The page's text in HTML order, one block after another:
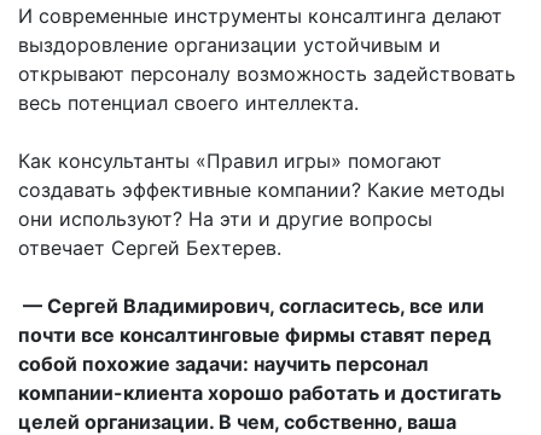
И современные инструменты консалтинга делают
выздоровление организации устойчивым и
открывают персоналу возможность задействовать
весь потенциал своего интеллекта.
Как консультанты «Правил игры» помогают
создавать эффективные компании? Какие методы
они используют? На эти и другие вопросы
отвечает Сергей Бехтерев.
— Сергей Владимирович, согласитесь, все или
почти все консалтинговые фирмы ставят перед
собой похожие задачи: научить персонал
компании-клиента хорошо работать и достигать
целей организации. В чем, собственно, ваша